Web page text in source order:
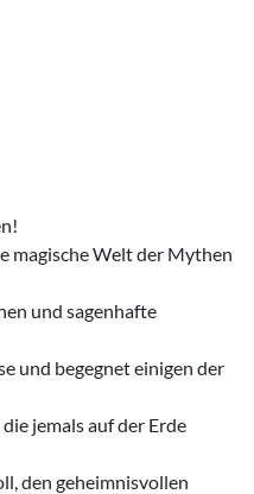
magische Welt der Mythen
und sagenhafte
und begegnet einigen der
jemals auf der Erde
den geheimnisvollen